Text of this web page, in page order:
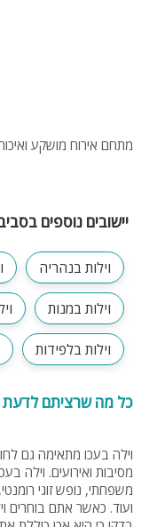
מתחם אירוח מושקע
יישובים נוספים
וילות בנהריה
וילות במנות
וילות בלפידות
כל מה שרציתם לדעת
וילה בעכו מתאימה גם
מסיבות ואירועים. וילה
משפחתי, נופש זוגי
ועוד. כאשר אתם בוחרים